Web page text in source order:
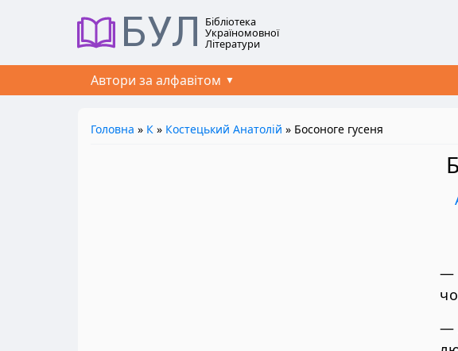
БУЛ Бібліотека
Україномовної
Літератури
Автори за алфавітом
Головна » К » Костецький Анатолій » Босоноге гусеня
—
—